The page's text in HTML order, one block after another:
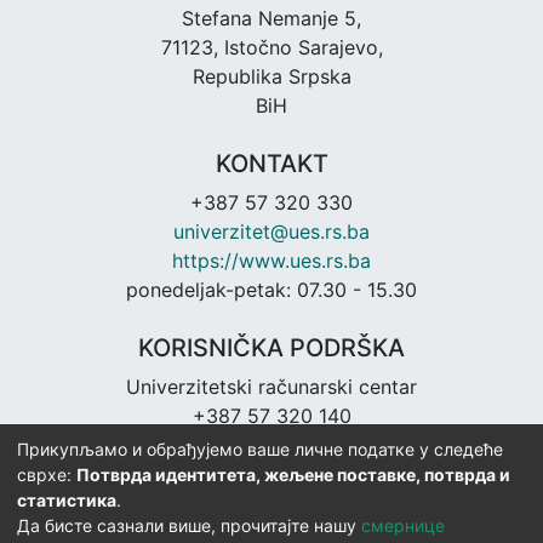
Stefana Nemanje 5,
71123, Istočno Sarajevo,
Republika Srpska
BiH
KONTAKT
+387 57 320 330
univerzitet@ues.rs.ba
https://www.ues.rs.ba
ponedeljak-petak: 07.30 - 15.30
KORISNIČKA PODRŠKA
Univerzitetski računarski centar
+387 57 320 140
urc@ues.rs.ba
https://urc.ues.rs.ba
Прикупљамо и обрађујемо ваше личне податке у следеће
сврхе: Потврда идентитета, жељене поставке, потврда и
статистика.
Да бисте сазнали више, прочитајте нашу смернице